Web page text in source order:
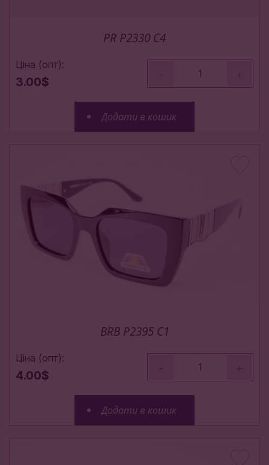
PR P2330 C4
Ціна (опт):
3.00$
- +
Додати в кошик
BRB P2395 C1
Ціна (опт):
4.00$
- +
Додати в кошик